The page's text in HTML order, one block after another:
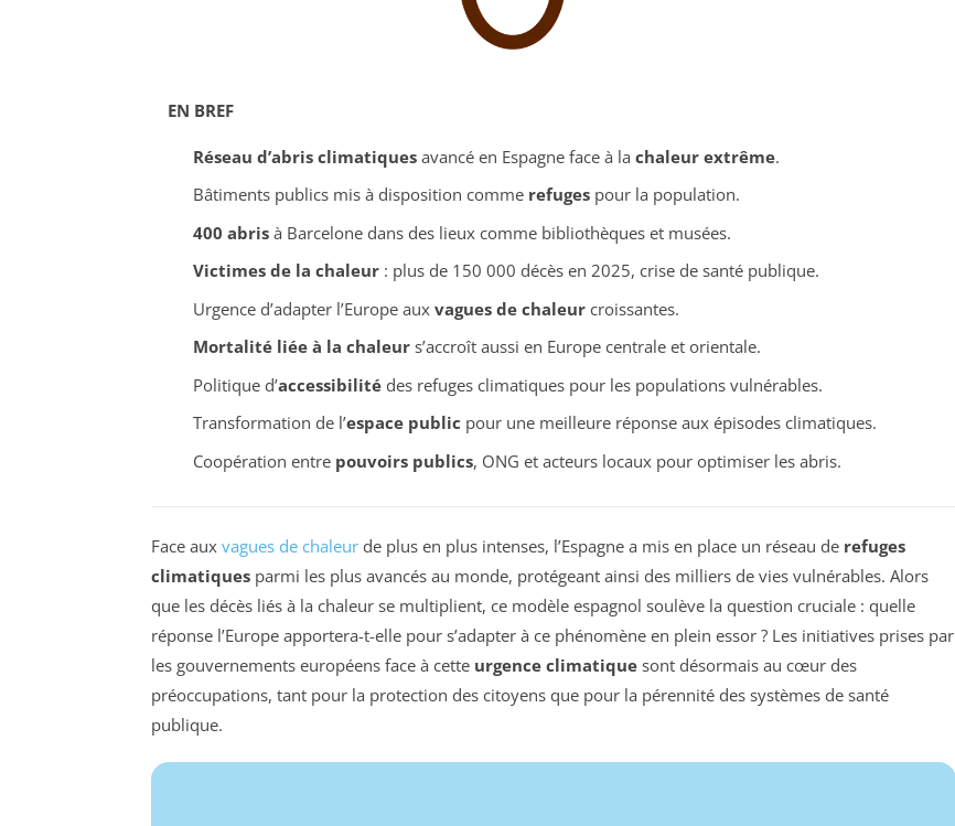
EN BREF
Réseau d’abris climatiquesavancé en Espagne face à la chaleur extrême.
Bâtiments publics mis à disposition comme refugespour la population.
400 abrisà Barcelone dans des lieux comme bibliothèques et musées.
Victimes de la chaleur: plus de 150 000 décès en 2025, crise de santé publique.
Urgence d’adapter l’Europe aux vagues de chaleurcroissantes.
Mortalité liée à la chaleurs’accroît aussi en Europe centrale et orientale.
Politique d’accessibilitédes refuges climatiques pour les populations vulnérables.
Transformation de l’espace public pour une meilleure réponse aux épisodes climatiques.
Coopération entre pouvoirs publics, ONG et acteurs locaux pour optimiser les abris.
Face aux vagues de chaleur de plus en plus intenses, l’Espagne a mis en place un réseau de refuges
climatiques parmi les plus avancés au monde, protégeant ainsi des milliers de vies vulnérables. Alors
que les décès liés à la chaleur se multiplient, ce modèle espagnol soulève la question cruciale : quelle
réponse l’Europe apportera-t-elle pour s’adapter à ce phénomène en plein essor ? Les initiatives prises par
les gouvernements européens face à cette urgence climatique sont désormais au cœur des
préoccupations, tant pour la protection des citoyens que pour la pérennité des systèmes de santé
publique.